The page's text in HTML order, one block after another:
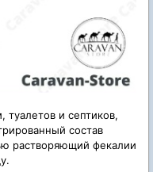
и септиков,
состав
растворяющий фекалии